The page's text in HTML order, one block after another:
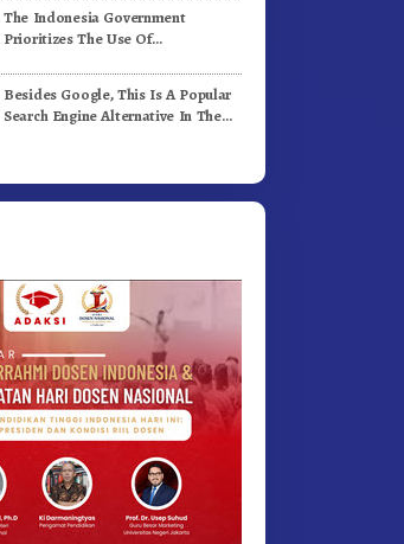
The Indonesia Government
Prioritizes The Use Of
Vaccines
Besides Google, This Is A Popular
Search Engine Alternative In The